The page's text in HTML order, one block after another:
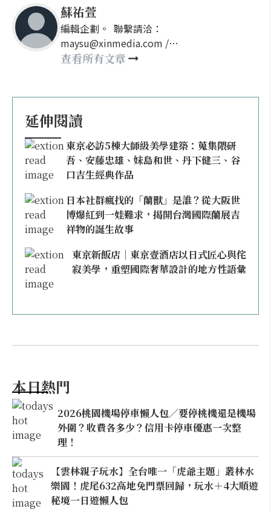
蘇祐萱
編輯企劃。 聯繫請洽：
maysu@xinmedia.com /
may860527@gmail.com
查看所有文章
延伸閱讀
東京必訪5棟大師級美學建築：蒐集隈研
吾、安藤忠雄、妹島和世、丹下健三、谷
口吉生經典作品
日本社群瘋找的「蘭獸」是誰？從大阪世
博爆紅到一娃難求，揭開台灣國際蘭展吉
祥物的誕生故事
東京新飯店｜東京壹酒店以日式匠心與侘
寂美學，重塑國際奢華設計的地方性語彙
本日熱門
2026桃園機場停車懶人包／要停桃機還是機場
外圍？收費各多少？信用卡停車優惠一次整
理！
【雲林親子玩水】全台唯一「虎爺主題」叢林水
樂園！虎尾632高地免門票回歸，玩水＋4大順遊
秘境一日遊懶人包